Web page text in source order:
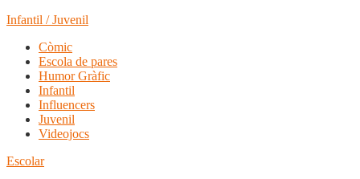
Infantil / Juvenil
Còmic
Escola de pares
Humor Gràfic
Infantil
Influencers
Juvenil
Videojocs
Escolar